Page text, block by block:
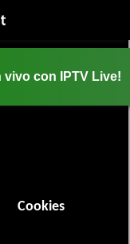
Cookies
vivo con IPTV Live!